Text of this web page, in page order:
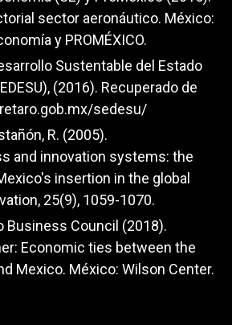
sector aeronáutico. México:
y PROMÉXICO.
Sustentable del Estado
(2016). Recuperado de
sedesu/
R. (2005).
and innovation systems: the
insertion in the global
25(9), 1059-1070.
Business Council (2018).
Economic ties between the
Mexico. México: Wilson Center.